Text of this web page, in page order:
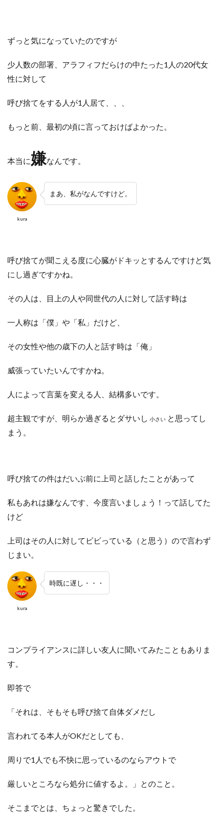
ずっと気になっていたのですが
少人数の部署、アラフィフだらけの中たった1人の20代女
性に対して
呼び捨てをする人が1人居て、、、
もっと前、最初の頃に言っておけばよかった。
本当に嫌なんです。
kura
まあ、私がなんですけど。
呼び捨てが聞こえる度に心臓がドキッとするんですけど気
にし過ぎですかね。
その人は、目上の人や同世代の人に対して話す時は
一人称は「僕」や「私」だけど、
その女性や他の歳下の人と話す時は「俺」
威張っていたいんですかね。
人によって言葉を変える人、結構多いです。
超主観ですが、明らか過ぎるとダサいし 小さい と思ってし
まう。
呼び捨ての件はだいぶ前に上司と話したことがあって
私もあれは嫌なんです、今度言いましょう！って話してた
けど
上司はその人に対してビビっている（と思う）ので言わず
じまい。
kura
時既に遅し・・・
コンプライアンスに詳しい友人に聞いてみたこともありま
す。
即答で
「それは、そもそも呼び捨て自体ダメだし
言われてる本人がOKだとしても、
周りで1人でも不快に思っているのならアウトで
厳しいところなら処分に値するよ。」 とのこと。
そこまでとは、ちょっと驚きでした。